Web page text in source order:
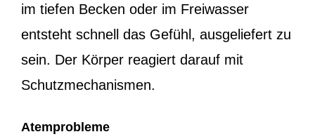
im tiefen Becken oder im Freiwasser
entsteht schnell das Gefühl, ausgeliefert zu
sein. Der Körper reagiert darauf mit
Schutzmechanismen.
Atemprobleme